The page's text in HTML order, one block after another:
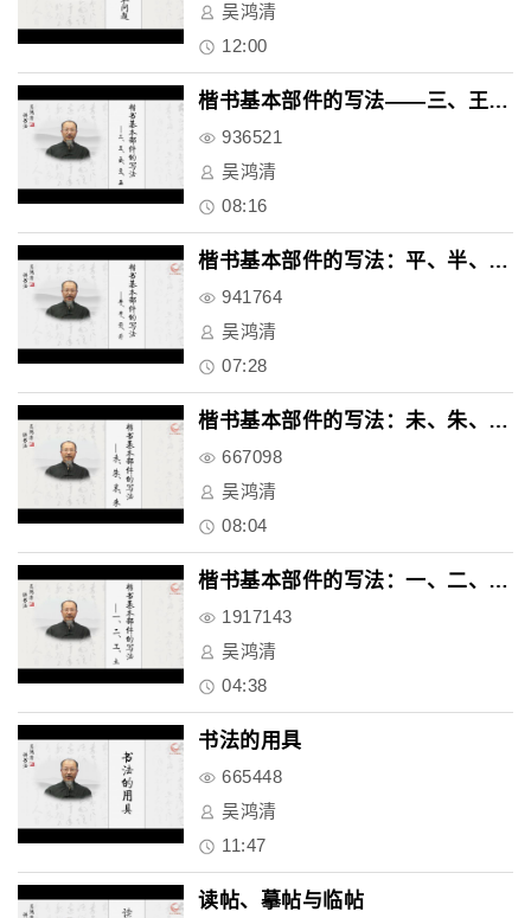
吴鸿清
12:00
楷书基本部件的写法——三、王、..
936521
吴鸿清
08:16
楷书基本部件的写法：平、半、开..
941764
吴鸿清
07:28
楷书基本部件的写法：未、朱、末..
667098
吴鸿清
08:04
楷书基本部件的写法：一、二、工..
1917143
吴鸿清
04:38
书法的用具
665448
吴鸿清
11:47
读帖、摹帖与临帖